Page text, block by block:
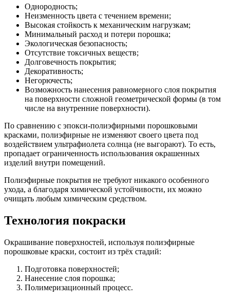
Однородность;
Неизменность цвета с течением времени;
Высокая стойкость к механическим нагрузкам;
Минимальный расход и потери порошка;
Экологическая безопасность;
Отсутствие токсичных веществ;
Долговечность покрытия;
Декоративность;
Негорючесть;
Возможность нанесения равномерного слоя покрытия
на поверхности сложной геометрической формы (в том
числе на внутренние поверхности).
По сравнению с эпокси-полиэфирными порошковыми
красками, полиэфирные не изменяют своего цвета под
воздействием ультрафиолета солнца (не выгорают). То есть,
пропадает ограниченность использования окрашенных
изделий внутри помещений.
Полиэфирные покрытия не требуют никакого особенного
ухода, а благодаря химической устойчивости, их можно
очищать любым химическим средством.
Технология покраски
Окрашивание поверхностей, используя полиэфирные
порошковые краски, состоит из трёх стадий:
Подготовка поверхностей;
Нанесение слоя порошка;
Полимеризационный процесс.